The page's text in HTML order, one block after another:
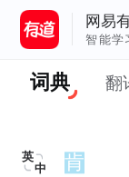
网易
智能学
词典 翻
英
中